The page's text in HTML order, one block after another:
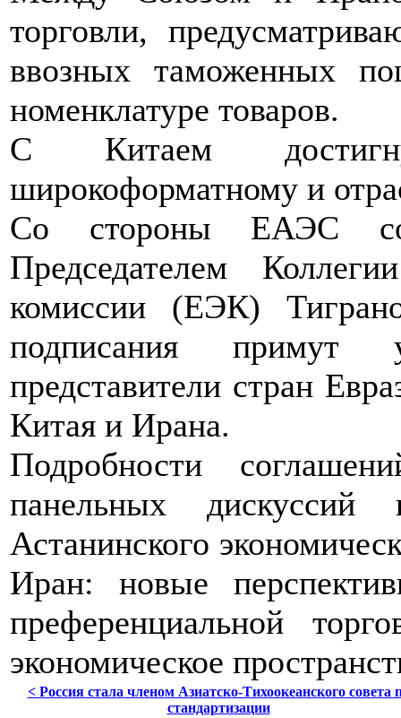
торговли,
ввозных таможенных
номенклатуре товаров.
С Китаем
широкоформатному и
Со стороны ЕАЭС
Председателем
комиссии (ЕЭК)
подписания примут
представители стран
Китая и Ирана.
Подробности
панельных
Астанинского
Иран: новые
преференциальной
экономическое
< Россия стала членом Азиатско-Тихоокеанского совета
стандартизации